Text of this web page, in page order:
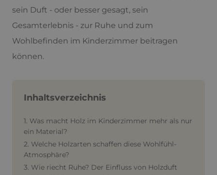
sein Duft - oder besser gesagt, sein
Gesamterlebnis - zur Ruhe und zum
Wohlbefinden im Kinderzimmer beitragen
können.
Inhaltsverzeichnis
1. Was macht Holz im Kinderzimmer mehr als nur
ein Material?
2. Welche Holzarten schaffen diese Wohlfühl-
Atmosphäre?
3. Wie riecht Ruhe? Der Einfluss von Holzduft